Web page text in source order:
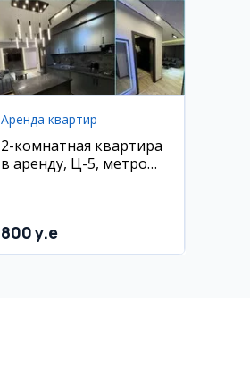
Аренда квартир
2-комнатная квартира
в аренду, Ц-5, метро
800 y.e